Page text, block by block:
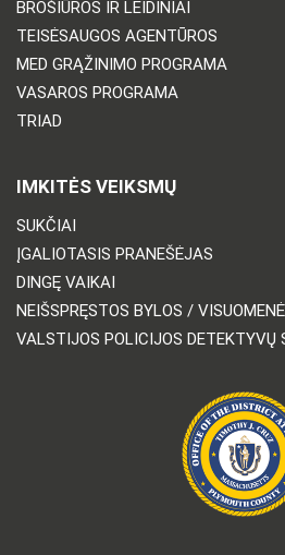
BROŠIŪROS IR LEIDINIAI
TEISĖSAUGOS AGENTŪROS
MED GRĄŽINIMO PROGRAMA
VASAROS PROGRAMA
TRIAD
IMKITĖS VEIKSMŲ
SUKČIAI
ĮGALIOTASIS PRANEŠĖJAS
DINGĘ VAIKAI
NEIŠSPRĘSTOS BYLOS /
VALSTIJOS POLICIJOS DETEKTYVŲ